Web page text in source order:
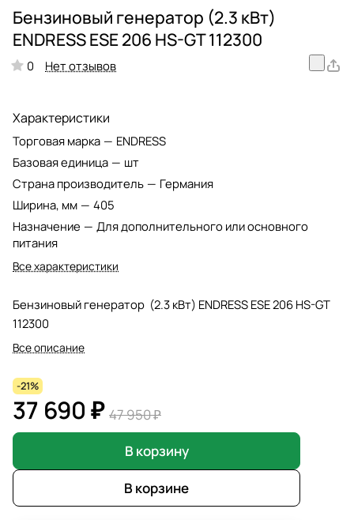
Бензиновый генератор (2.3 кВт)
ENDRESS ESE 206 HS-GT 112300
0 Нет отзывов
Характеристики
Торговая марка — ENDRESS
Базовая единица — шт
Страна производитель — Германия
Ширина, мм — 405
Назначение — Для дополнительного или основного
питания
Все характеристики
Бензиновый генератор (2.3 кВт) ENDRESS ESE 206 HS-GT
112300
Все описание
-21%
37 690 ₽ 47 950 ₽
В корзину
В корзине